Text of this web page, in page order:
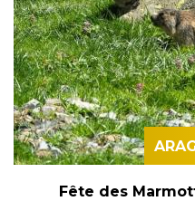
Fête des